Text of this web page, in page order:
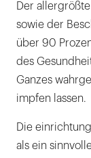
Der
sowie der
über 90
des
Ganzes
impfen lassen.
Die
als ein